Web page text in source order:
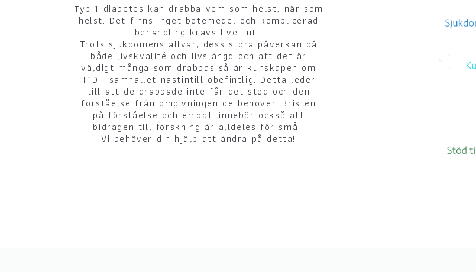
Typ 1 diabetes kan drabba vem som helst, när som
helst. Det finns inget botemedel och komplicerad
behandling krävs livet ut.
Trots sjukdomens allvar, dess stora påverkan på
både livskvalité och livslängd och att det är
väldigt många som drabbas så är kunskapen om
T1D i samhället nästintill obefintlig. Detta leder
till att de drabbade inte får det stöd och den
förståelse från omgivningen de behöver. Bristen
på förståelse och empati innebär också att
bidragen till forskning är alldeles för små.
Vi behöver din hjälp att ändra på detta!